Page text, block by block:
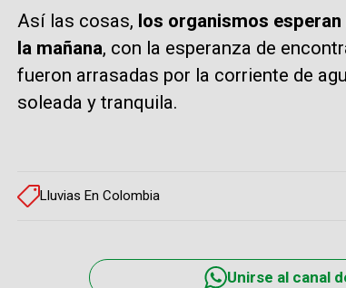
Así las cosas, los organismos
la mañana, con la esperanza de
fueron arrasadas por la corriente de
soleada y tranquila.
Lluvias En Colombia
Unirse al canal